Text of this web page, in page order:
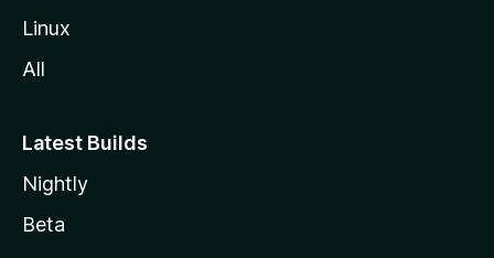
a
Linux
All
Latest Builds
Nightly
Beta